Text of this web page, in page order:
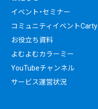
イベント・セミナー
コミュニティイベントCarty
お役立ち資料
よむよむカラーミー
YouTubeチャンネル
サービス運営状況